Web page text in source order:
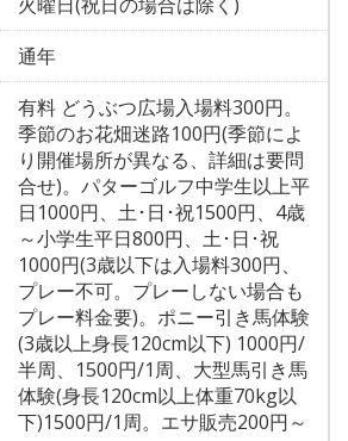
通年
有料 どうぶつ広場入場料300円。
季節のお花畑迷路100円(季節によ
り開催場所が異なる、詳細は要問
合せ)。パターゴルフ中学生以上平
日1000円、土･日･祝1500円、4歳
～小学生平日800円、土･日･祝
1000円(3歳以下は入場料300円、
プレー不可。プレーしない場合も
プレー料金要)。ポニー引き馬体験
(3歳以上身長120cm以下) 1000円/
半周、1500円/1周、大型馬引き馬
体験(身長120cm以上体重70kg以
下)1500円/1周。エサ販売200円～